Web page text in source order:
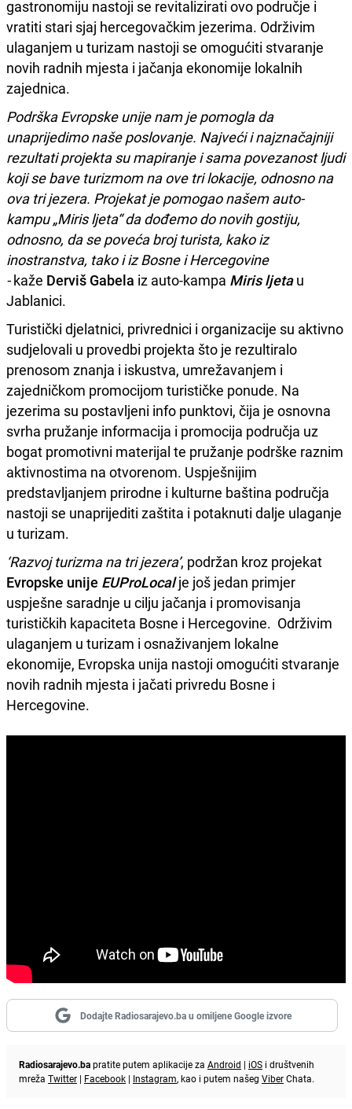
gastronomiju nastoji se revitalizirati ovo područje i
vratiti stari sjaj hercegovačkim jezerima. Održivim
ulaganjem u turizam nastoji se omogućiti stvaranje
novih radnih mjesta i jačanja ekonomije lokalnih
zajednica.
Podrška Evropske unije nam je pomogla da
unaprijedimo naše poslovanje. Najveći i najznačajniji
rezultati projekta su mapiranje i sama povezanost ljudi
koji se bave turizmom na ove tri lokacije, odnosno na
ova tri jezera. Projekat je pomogao našem auto-
kampu „Miris ljeta“ da dođemo do novih gostiju,
odnosno, da se poveća broj turista, kako iz
inostranstva, tako i iz Bosne i Hercegovine
- kaže Derviš Gabela iz auto-kampa Miris ljeta u
Jablanici.
Turistički djelatnici, privrednici i organizacije su aktivno
sudjelovali u provedbi projekta što je rezultiralo
prenosom znanja i iskustva, umrežavanjem i
zajedničkom promocijom turističke ponude. Na
jezerima su postavljeni info punktovi, čija je osnovna
svrha pružanje informacija i promocija područja uz
bogat promotivni materijal te pružanje podrške raznim
aktivnostima na otvorenom. Uspješnijim
predstavljanjem prirodne i kulturne baština područja
nastoji se unaprijediti zaštita i potaknuti dalje ulaganje
u turizam.
‘Razvoj turizma na tri jezera’, podržan kroz projekat
Evropske unije EUProLocal je još jedan primjer
uspješne saradnje u cilju jačanja i promovisanja
turističkih kapaciteta Bosne i Hercegovine. Održivim
ulaganjem u turizam i osnaživanjem lokalne
ekonomije, Evropska unija nastoji omogućiti stvaranje
novih radnih mjesta i jačati privredu Bosne i
Hercegovine.
Dodajte Radiosarajevo.ba u omiljene Google izvore
Radiosarajevo.bapratite putem aplikacije za Android | iOS i društvenih
mreža Twitter | Facebook | Instagram, kao i putem našeg ViberChata.